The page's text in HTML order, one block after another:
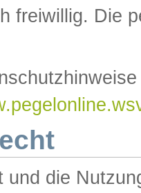
freiwillig. Die
und die